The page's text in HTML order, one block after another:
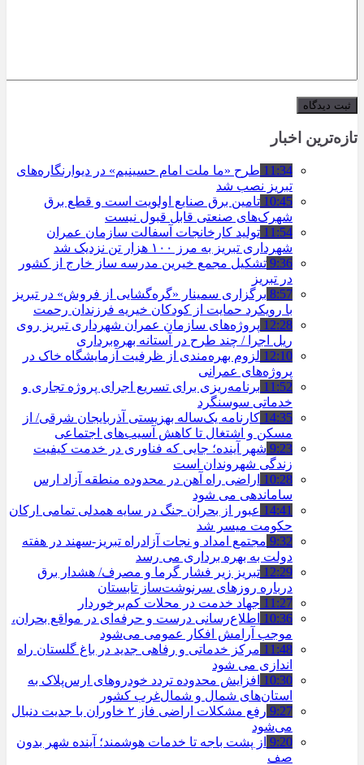
تازه‌ترین اخبار
11:34 طرح «ما ملت امام حسینیم» در دیوارنگاره‌های
تبریز نصب شد
10:45 تامین برق صنایع اولویت است و قطع برق
شهرک‌های صنعتی قابل قبول نیست
11:54 تولید کارخانجات آسفالت سازمان عمران
شهرداری تبریز به مرز ۱۰۰ هزار تن نزدیک شد
9:36 تشکیل مجمع خیرین مدرسه ‌ساز خارج از کشور
در تبریز
8:57 برگزاری سمینار «گره‌گشایی از فروش» در تبریز
با رویکرد حمایت از کودکان خیریه فرزندان رحمت
12:28 پروژه‌های سازمان عمران شهرداری تبریز روی
ریل اجرا / چند طرح در آستانه بهره‌برداری
12:10 لزوم بهره‌مندی از ظرفیت آزمایشگاه خاک در
پروژه‌های عمرانی
11:52 برنامه‌ریزی برای تسریع اجرای پروژه تجاری و
خدماتی سوسنگرد
14:35 کارنامه یک‌ساله بهزیستی آذربایجان شرقی/ از
مسکن و اشتغال تا کاهش آسیب‌های اجتماعی
9:23 شهر آینده؛ جایی که فناوری در خدمت کیفیت
زندگی شهروندان است
10:28 اراضی راه آهن در محدوده منطقه آزاد ارس
ساماندهی می شود
14:41 عبور از بحران جنگ در سایه همدلی تمامی ارکان
حکومت میسر شد
9:32 مجتمع امداد و نجات آزادراه تبریز-سهند در هفته
دولت به بهره ‌برداری می‌ رسد
12:29 تبریز زیر فشار گرما و مصرف/ هشدار برق
درباره روزهای سرنوشت‌ساز تابستان
11:27 جهاد خدمت در محلات کم‌برخوردار
10:36 اطلاع‌رسانی درست و حرفه‌ای در مواقع بحران،
موجب آرامش افکار عمومی می‌شود
11:48 مرکز خدماتی و رفاهی جدید در باغ گلستان راه
اندازی می شود
10:30 افزایش محدوده تردد خودروهای ارس‌پلاک به
استان‌های شمال و شمال‌غرب کشور
9:27
رفع مشکلات اراضی فاز ۲ خاوران با جدیت دنبال
می‌شود
9:20 از پشت باجه تا خدمات هوشمند؛ آینده شهر بدون
صف